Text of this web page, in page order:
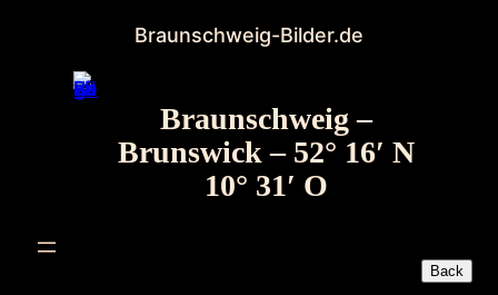
springen
Braunschweig-Bilder.de
Braunschweig –
Brunswick – 52° 16′ N
10° 31′ O